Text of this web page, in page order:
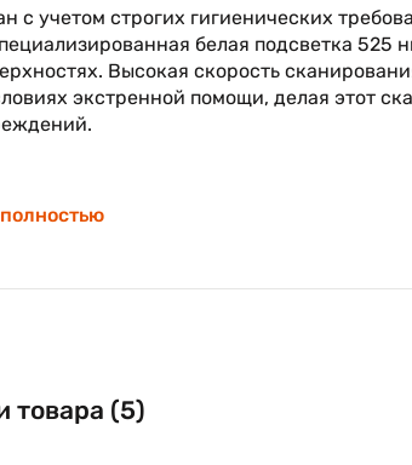
с учетом строгих гигиенических
белая подсветка 525
Высокая скорость
экстренной помощи, делая этот
товара (5)